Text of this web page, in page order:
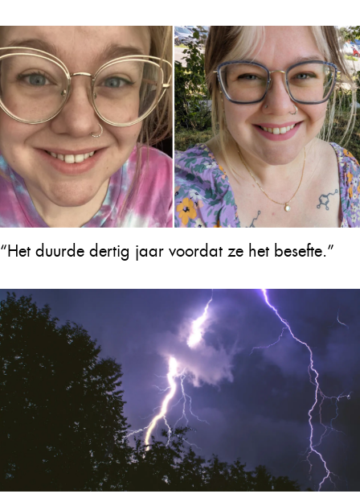
“Het duurde dertig jaar voordat ze het besefte.”